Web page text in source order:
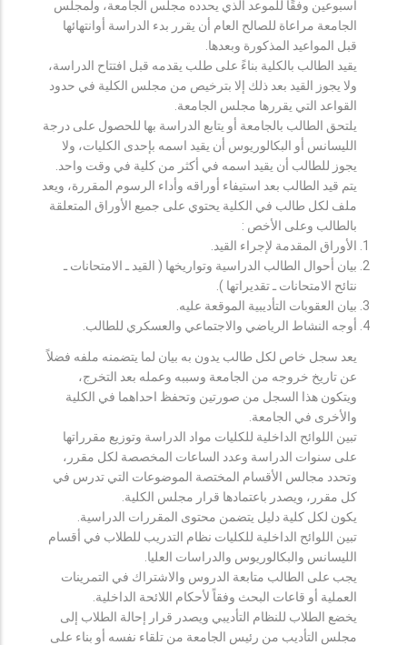
أسبوعين وفقًا للموعد الذي يحدده مجلس الجامعة، ولمجلس
الجامعة مراعاة للصالح العام أن يقرر بدء الدراسة أوانتهائها
قبل المواعيد المذكورة وبعدها.
يقيد الطالب بالكلية بناءً على طلب يقدمه قبل افتتاح الدراسة،
ولا يجوز القيد بعد ذلك إلا بترخيص من مجلس الكلية في حدود
القواعد التي يقررها مجلس الجامعة.
يلتحق الطالب بالجامعة أو يتابع الدراسة بها للحصول على درجة
الليسانس أو البكالوريوس أن يقيد اسمه بإحدى الكليات، ولا
يجوز للطالب أن يقيد اسمه في أكثر من كلية في وقت واحد.
يتم قيد الطالب بعد استيفاء أوراقه وأداء الرسوم المقررة، ويعد
ملف لكل طالب في الكلية يحتوي على جميع الأوراق المتعلقة
بالطالب وعلى الأخص :
الأوراق المقدمة لإجراء القيد.
بيان أحوال الطالب الدراسية وتواريخها ( القيد ـ الامتحانات ـ
نتائح الامتحانات ـ تقديراتها ).
بيان العقوبات التأديبية الموقعة عليه.
أوجه النشاط الرياضي والاجتماعي والعسكري للطالب.
يعد سجل خاص لكل طالب يدون به بيان لما يتضمنه ملفه فضلاً
عن تاريخ خروجه من الجامعة وسببه وعمله بعد التخرج،
ويتكون هذا السجل من صورتين وتحفظ احداهما في الكلية
والأخرى في الجامعة.
تبين اللوائح الداخلية للكليات مواد الدراسة وتوزيع مقرراتها
على سنوات الدراسة وعدد الساعات المخصصة لكل مقرر،
وتحدد مجالس الأقسام المختصة الموضوعات التي تدرس في
كل مقرر، ويصدر باعتمادها قرار مجلس الكلية.
يكون لكل كلية دليل يتضمن محتوى المقررات الدراسية.
تبين اللوائح الداخلية للكليات نظام التدريب للطلاب في أقسام
الليسانس والبكالوريوس والدراسات العليا.
يجب على الطالب متابعة الدروس والاشتراك في التمرينات
العملية أو قاعات البحث وفقاً لأحكام اللائحة الداخلية.
يخضع الطلاب للنظام التأديبي ويصدر قرار إحالة الطلاب إلى
مجلس التأديب من رئيس الجامعة من تلقاء نفسه أو بناء على